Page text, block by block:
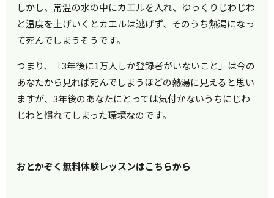
しかし、常温の水の中にカエルを入れ、ゆっくりじわじわ
と温度を上げいくとカエルは逃げず、そのうち熱湯になっ
て死んでしまうそうです。
つまり、「3年後に1万人しか登録者がいないこと」は今の
あなたから見れば死んでしまうほどの熱湯に見えると思い
ますが、3年後のあなたにとっては気付かないうちにじわ
じわと慣れてしまった環境なのです。
おとかぞく無料体験レッスンはこちらから